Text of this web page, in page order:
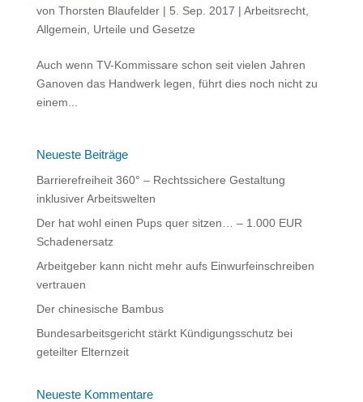
von Thorsten Blaufelder| 5. Sep. 2017 | Arbeitsrecht,
Allgemein
Urteile und Gesetze
Auch wenn TV-Kommissare schon seit vielen Jahren
Ganoven das Handwerk legen, führt dies noch nicht zu
einem...
Neueste Beiträge
Barrierefreiheit 360° – Rechtssichere Gestaltung
inklusiver Arbeitswelten
Der hat wohl einen Pups quer sitzen… – 1.000 EUR
Schadenersatz
Arbeitgeber kann nicht mehr aufs Einwurfeinschreiben
vertrauen
Der chinesische Bambus
Bundesarbeitsgericht stärkt Kündigungsschutz bei
geteilter Elternzeit
Neueste Kommentare